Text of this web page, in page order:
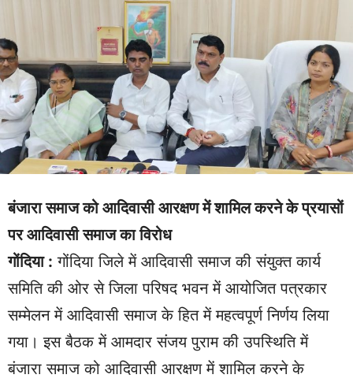
बंजारा समाज को आदिवासी आरक्षण में शामिल करने के प्रयासों
पर आदिवासी समाज का विरोध
गोंदिया : गोंदिया जिले में आदिवासी समाज की संयुक्त कार्य
समिति की ओर से जिला परिषद भवन में आयोजित पत्रकार
सम्मेलन में आदिवासी समाज के हित में महत्वपूर्ण निर्णय लिया
गया। इस बैठक में आमदार संजय पुराम की उपस्थिति में
बंजारा समाज को आदिवासी आरक्षण में शामिल करने के